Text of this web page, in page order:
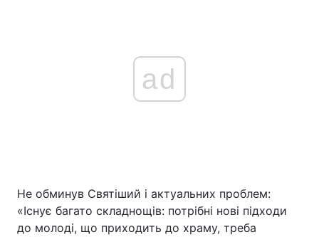
ad
Не обминув Святіший і актуальних проблем:
«Існує багато складнощів: потрібні нові підходи
до молоді, що приходить до храму, треба